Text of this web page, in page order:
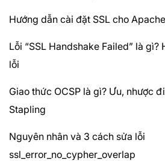
Hướng dẫn cài đặt SSL cho
Lỗi “SSL Handshake Failed” là
lỗi
Giao thức OCSP là gì? Ưu, nhược
Stapling
Nguyên nhân và 3 cách sửa lỗi
ssl_error_no_cypher_overlap